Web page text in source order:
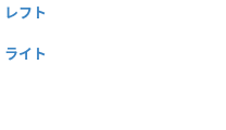
レフト
ライト